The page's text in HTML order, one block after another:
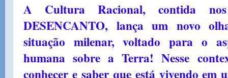
A Cultura Racional, contida
DESENCANTO, lança um novo
situação milenar, voltado para o
humana sobre a Terra! Nesse
conhecer e saber que está vivendo em